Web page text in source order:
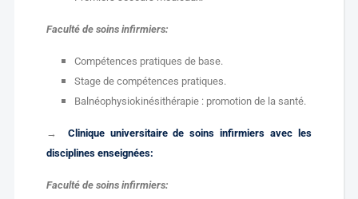
Faculté de soins infirmiers:
Compétences pratiques de base.
Stage de compétences pratiques.
Balnéophysiokinésithérapie : promotion de la santé.
→ Clinique universitaire de soins infirmiers avec les
disciplines enseignées:
Faculté de soins infirmiers: